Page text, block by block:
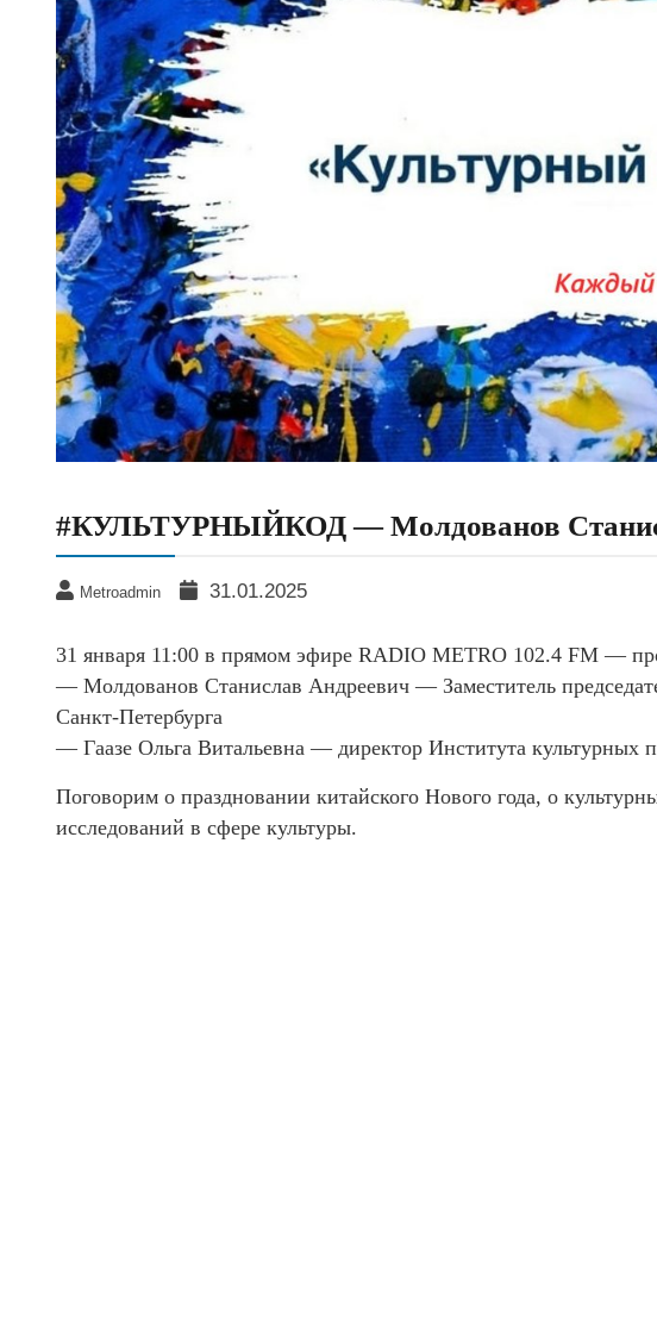
#КУЛЬТУРНЫЙКОД — Молдованов
Metroadmin 31.01.2025
31 января 11:00 в прямом эфире RADIO METRO 102.4 FM —
— Молдованов Станислав Андреевич — Заместитель
Санкт‑Петербурга
— Гаазе Ольга Витальевна — директор Института культурных
Поговорим о праздновании китайского Нового года, о
исследований в сфере культуры.